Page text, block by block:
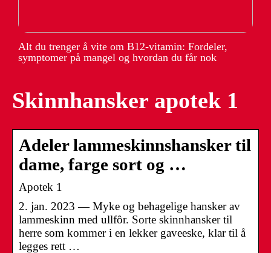
Alt du trenger å vite om B12-vitamin: Fordeler,
symptomer på mangel og hvordan du får nok
Skinnhansker apotek 1
Adeler lammeskinnshansker til
dame, farge sort og …
Apotek 1
2. jan. 2023 — Myke og behagelige hansker av
lammeskinn med ullfôr. Sorte skinnhansker til
herre som kommer i en lekker gaveeske, klar til å
legges rett …